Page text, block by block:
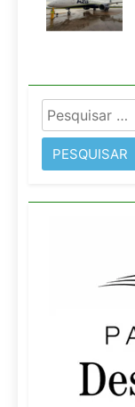
Pesquisar
por: